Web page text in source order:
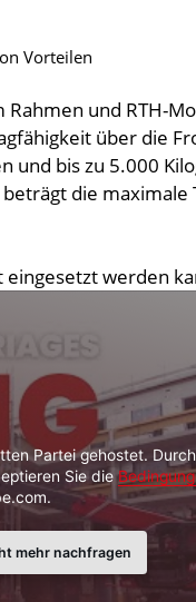
Vorteilen
und RTH-
über die
und bis zu 5.000
die maximale
eingesetzt werden
Partei gehostet.
Sie die
mehr nachfragen